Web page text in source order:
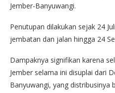
Jember-Banyuwangi.
Penutupan dilakukan sejak 24
jembatan dan jalan hingga 24
Dampaknya signifikan karena
Jember selama ini disuplai dari
Banyuwangi, yang distribusinya